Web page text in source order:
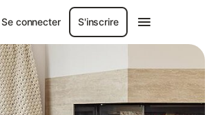
Se connecter S'inscrire